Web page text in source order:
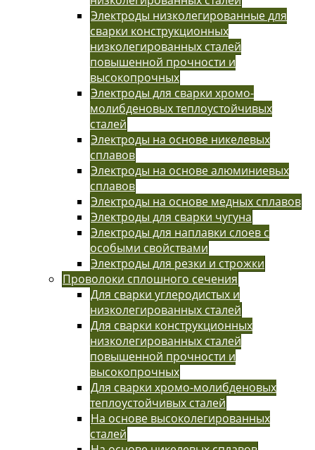
Электроды низколегированные для
сварки конструкционных
низколегированных сталей
повышенной прочности и
высокопрочных
Электроды для сварки хромо-
молибденовых теплоустойчивых
сталей
Электроды на основе никелевых
сплавов
Электроды на основе алюминиевых
сплавов
Электроды на основе медных сплавов
Электроды для сварки чугуна
Электроды для наплавки слоев с
особыми свойствами
Электроды для резки и строжки
Проволоки сплошного сечения
Для сварки углеродистых и
низколегированных сталей
Для сварки конструкционных
низколегированных сталей
повышенной прочности и
высокопрочных
Для сварки хромо-молибденовых
теплоустойчивых сталей
На основе высоколегированных
сталей